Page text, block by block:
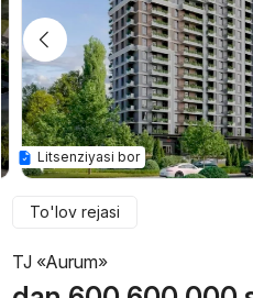
Litsenziyasi bor
To'lov rejasi
TJ «Aurum»